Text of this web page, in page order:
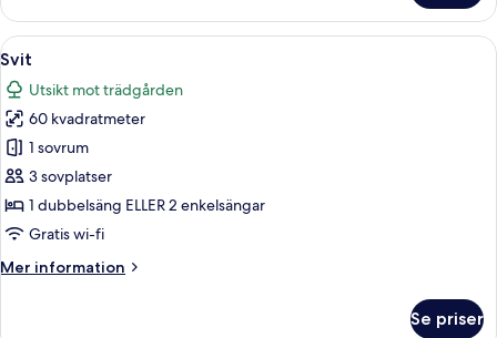
-
viss
havsutsikt
Öppna
alla
foton
för
Svit
Ett hotellrum med en stor säng, ett
8
Svit
Utsikt mot trädgården
60 kvadratmeter
1 sovrum
3 sovplatser
1 dubbelsäng ELLER 2 enkelsängar
Gratis wi-fi
Mer information
Mer
Se priser